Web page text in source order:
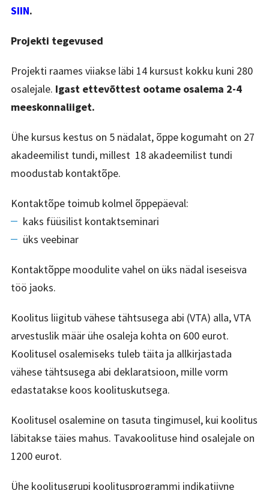
SIIN.
Projekti tegevused
Projekti raames viiakse läbi 14 kursust kokku kuni 280
osalejale. Igast ettevõttest ootame osalema 2-4
meeskonnaliiget.
Ühe kursus kestus on 5 nädalat, õppe kogumaht on 27
akadeemilist tundi, millest 18 akadeemilist tundi
moodustab kontaktõpe.
Kontaktõpe toimub kolmel õppepäeval:
kaks füüsilist kontaktseminari
üks veebinar
Kontaktõppe moodulite vahel on üks nädal iseseisva
töö jaoks.
Koolitus liigitub vähese tähtsusega abi (VTA) alla, VTA
arvestuslik määr ühe osaleja kohta on 600 eurot.
Koolitusel osalemiseks tuleb täita ja allkirjastada
vähese tähtsusega abi deklaratsioon, mille vorm
edastatakse koos koolituskutsega.
Koolitusel osalemine on tasuta tingimusel, kui koolitus
läbitakse täies mahus. Tavakoolituse hind osalejale on
1200 eurot.
Ühe koolitusgrupi koolitusprogrammi indikatiivne